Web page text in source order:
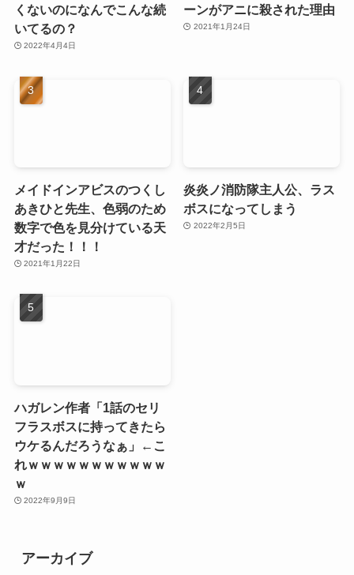
くないのになんでこんな続
いてるの？
2022年4月4日
ーンがアニに殺された理由
2021年1月24日
メイドインアビスのつくし
あきひと先生、色弱のため
数字で色を見分けている天
才だった！！！
2021年1月22日
炎炎ノ消防隊主人公、ラス
ボスになってしまう
2022年2月5日
ハガレン作者「1話のセリ
フラスボスに持ってきたら
ウケるんだろうなぁ」←こ
れｗｗｗｗｗｗｗｗｗｗｗ
ｗ
2022年9月9日
アーカイブ